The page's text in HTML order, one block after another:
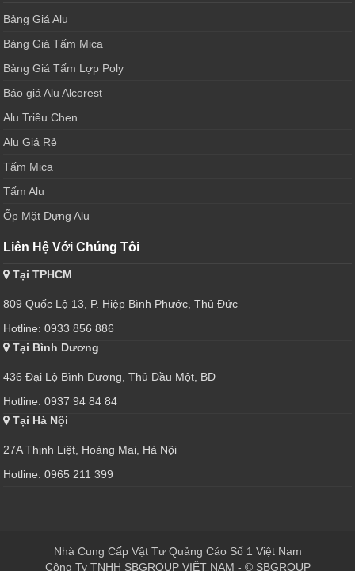
Bảng Giá Alu
Bảng Giá Tấm Mica
Bảng Giá Tấm Lợp Poly
Báo giá Alu Alcorest
Alu Triều Chen
Alu Giá Rẻ
Tấm Mica
Tấm Alu
Ốp Mặt Dựng Alu
Liên Hệ Với Chúng Tôi
Tại TPHCM
809 Quốc Lộ 13, P. Hiệp Bình Phước, Thủ Đức
Hotline: 0933 856 886
Tại Bình Dương
436 Đại Lộ Bình Dương, Thủ Dầu Một, BD
Hotline: 0937 94 84 84
Tại Hà Nội
27A Thịnh Liệt, Hoàng Mai, Hà Nội
Hotline: 0965 211 399
Nhà Cung Cấp Vật Tư Quảng Cáo Số 1 Việt Nam
Công Ty TNHH SBGROUP VIỆT NAM - © SBGROUP